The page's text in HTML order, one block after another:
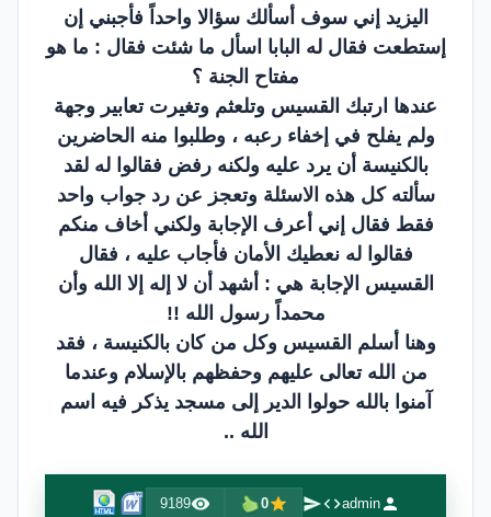
اليزيد إني سوف أسألك سؤالا واحداً فأجبني إن
إستطعت فقال له البابا اسأل ما شئت فقال : ما هو
مفتاح الجنة ؟
عندها ارتبك القسيس وتلعثم وتغيرت تعابير وجهة
ولم يفلح في إخفاء رعبه ، وطلبوا منه الحاضرين
بالكنيسة أن يرد عليه ولكنه رفض فقالوا له لقد
سألته كل هذه الاسئلة وتعجز عن رد جواب واحد
فقط فقال إني أعرف الإجابة ولكني أخاف منكم
فقالوا له نعطيك الأمان فأجاب عليه ، فقال
القسيس الإجابة هي : أشهد أن لا إله إلا الله وأن
محمداً رسول الله !!
وهنا أسلم القسيس وكل من كان بالكنيسة ، فقد
من الله تعالى عليهم وحفظهم بالإسلام وعندما
آمنوا بالله حولوا الدير إلى مسجد يذكر فيه اسم
الله ..
admin
0
9189